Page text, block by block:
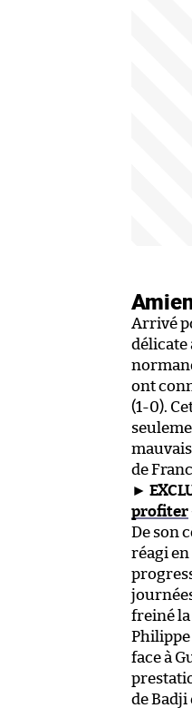
Arrivé
délicate
ont
(1-0).
de
►
profiter
De son
réagi
freiné la
Philippe
face à
de Badji